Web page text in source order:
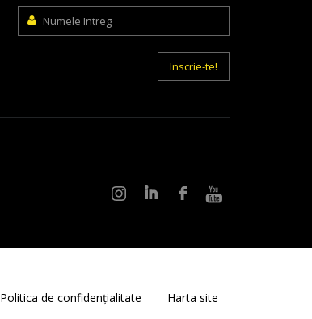
Numele
Intreg
Inscrie-te!
Politica de confidențialitate Harta site